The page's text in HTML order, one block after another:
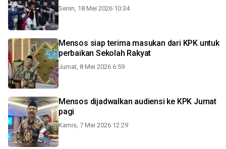
Senin, 18 Mei 2026 10:34
Mensos siap terima masukan dari KPK untuk
perbaikan Sekolah Rakyat
Jumat, 8 Mei 2026 6:59
Mensos dijadwalkan audiensi ke KPK Jumat
pagi
Kamis, 7 Mei 2026 12:29